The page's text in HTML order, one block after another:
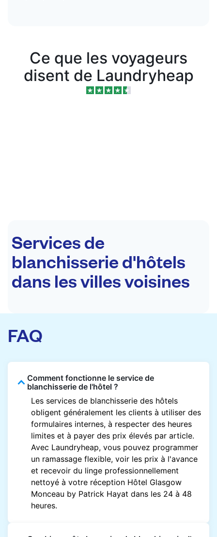
Ce que les voyageurs
disent de Laundryheap
Services de
blanchisserie d'hôtels
dans les villes voisines
FAQ
Comment fonctionne le service de
blanchisserie de l'hôtel ?
Les services de blanchisserie des hôtels
obligent généralement les clients à utiliser des
formulaires internes, à respecter des heures
limites et à payer des prix élevés par article.
Avec Laundryheap, vous pouvez programmer
un ramassage flexible, voir les prix à l'avance
et recevoir du linge professionnellement
nettoyé à votre réception Hôtel Glasgow
Monceau by Patrick Hayat dans les 24 à 48
heures.